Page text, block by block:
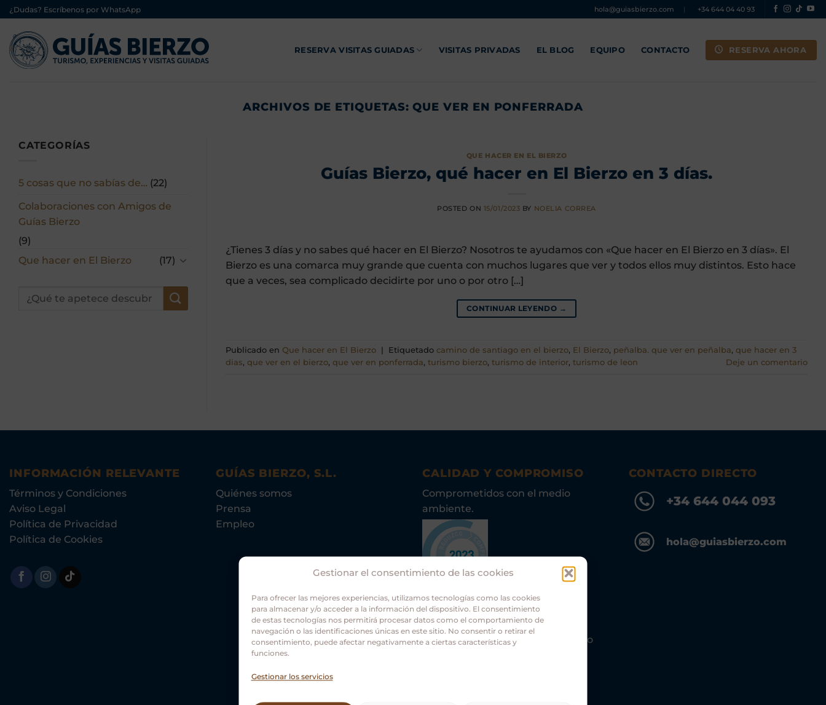
Gestionar el consentimiento de las cookies
Para ofrecer las mejores experiencias, utilizamos tecnologías como las cookies
para almacenar y/o acceder a la información del dispositivo. El consentimiento
de estas tecnologías nos permitirá procesar datos como el comportamiento de
navegación o las identificaciones únicas en este sitio. No consentir o retirar el
consentimiento, puede afectar negativamente a ciertas características y
funciones.
Gestionar los servicios
Saltar
al
contenido
¿Dudas? Escríbenos por WhatsApp hola@guiasbierzo.com | +34 644 04 40 93
RESERVA VISITAS GUIADAS VISITAS PRIVADAS EL BLOG EQUIPO CONTACTO RESERVA AHORA
ARCHIVOS DE ETIQUETAS:QUE VER EN PONFERRADA
CATEGORÍAS
5 cosas que no sabías de… (22)
Colaboraciones con Amigos de
Guías Bierzo
(9)
Que hacer en El Bierzo
(17)
QUE HACER EN EL BIERZO
Guías Bierzo, qué hacer en El Bierzo en 3 días.
POSTED ON 15/01/2023 BY NOELIA CORREA
¿Tienes 3 días y no sabes qué hacer en El Bierzo? Nosotros te ayudamos con «Que hacer en El Bierzo en 3 días». El
Bierzo es una comarca muy grande que cuenta con muchos lugares que ver y todos ellos muy distintos. Esto hace
que a veces, sea complicado decidirte por uno o por otro […]
CONTINUAR LEYENDO →
Publicado en Que hacer en El Bierzo Etiquetado camino de santiago en el bierzo, El Bierzo, peñalba. que ver en peñalba, que hacer en 3
dias, que ver en el bierzo, que ver en ponferrada, turismo bierzo, turismo de interior, turismo de leon Deje un comentario
INFORMACIÓN RELEVANTE
Términos y Condiciones
Aviso Legal
Política de Privacidad
Política de Cookies
GUÍAS BIERZO, S.L.
Quiénes somos
Prensa
Empleo
CALIDAD Y COMPROMISO
Comprometidos con el medio
ambiente.
Asociación Guías Oficiales Turismo
CONTACTO DIRECTO
+34 644 044 093
hola@guiasbierzo.com